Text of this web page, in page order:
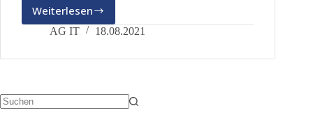
WeiterlesenPressemitteilung
der
“dieBasis”
AG IT 18.08.2021